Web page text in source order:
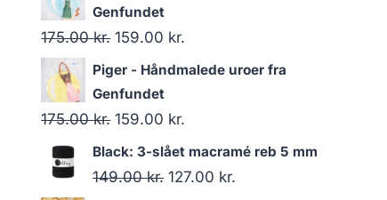
Genfundet
175.00kr. 159.00 kr.
Piger - Håndmalede uroer fra
Genfundet
175.00kr. 159.00 kr.
Black: 3-slået macramé reb 5 mm
149.00kr. 127.00 kr.